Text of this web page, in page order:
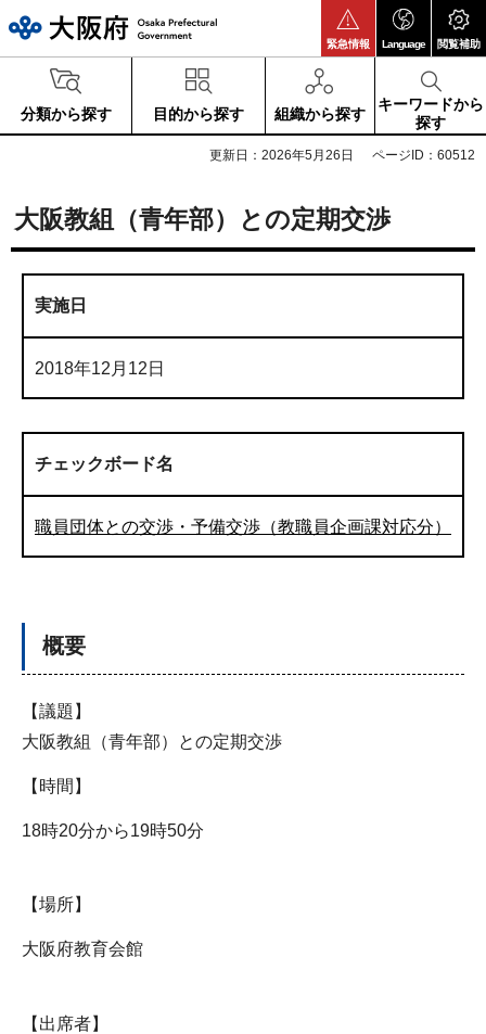
緊急情報 Language 閲覧補助
分類から探す 目的から探す 組織から探す
キーワードから
探す
更新日：2026年5月26日 ページID：60512
大阪教組（青年部）との定期交渉
実施日
2018年12月12日
チェックボード名
職員団体との交渉・予備交渉（教職員企画課対応分）
概要
【議題】
大阪教組（青年部）との定期交渉
【時間】
18時20分から19時50分
【場所】
大阪府教育会館
【出席者】